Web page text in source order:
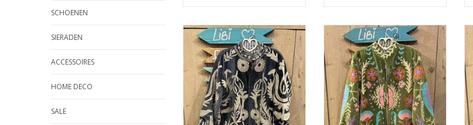
SCHOENEN
SIERADEN
ACCESSOIRES
HOME DECO
SALE
Suzani velvet jasje – blauw creme
TOEVOEGEN AAN WINKELWAGEN
Suzani velvet jasje – groen pastel
love